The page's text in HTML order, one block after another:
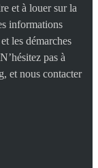
et à louer sur la
informations
les démarches
pas à
et nous contacter